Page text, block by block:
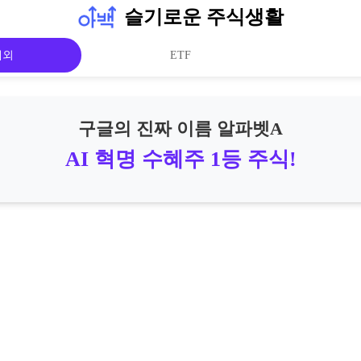
슬기로운 주식생활
ETF
구글의 진짜 이름 알파벳A
AI 혁명 수혜주 1등 주식!